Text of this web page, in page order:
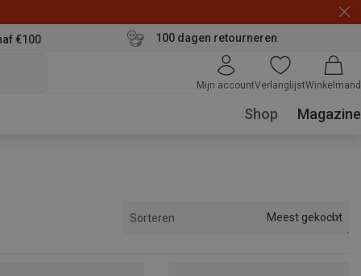
€100 100 dagen retourneren
Mijn accountVerlanglijstWinkelmand
Shop Magazine
Sorteren Meest gekocht